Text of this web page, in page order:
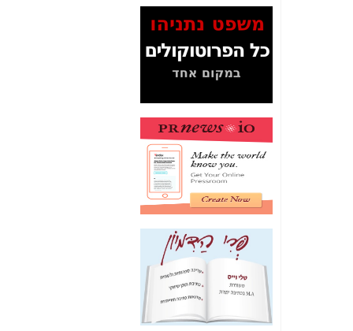
המסמכים בנושא בזק-
Yes (תיק 4000)
לאיש הלא נכון! -כאן
עובדות ומסמכים
האם ביבי כשר
תקשורת עזר לקב'
בזק? -כאן
מה מקור ה-Fake
News שהביא לתפירת
תיק לביבי והעלמת
החשודים הנכונים -כאן
אחת הרגליים של "תיק
4000 התפור"
התמוטטה היום
בניצחון (כפול) של בזק
-
כאן
איך כתבות מפנקות